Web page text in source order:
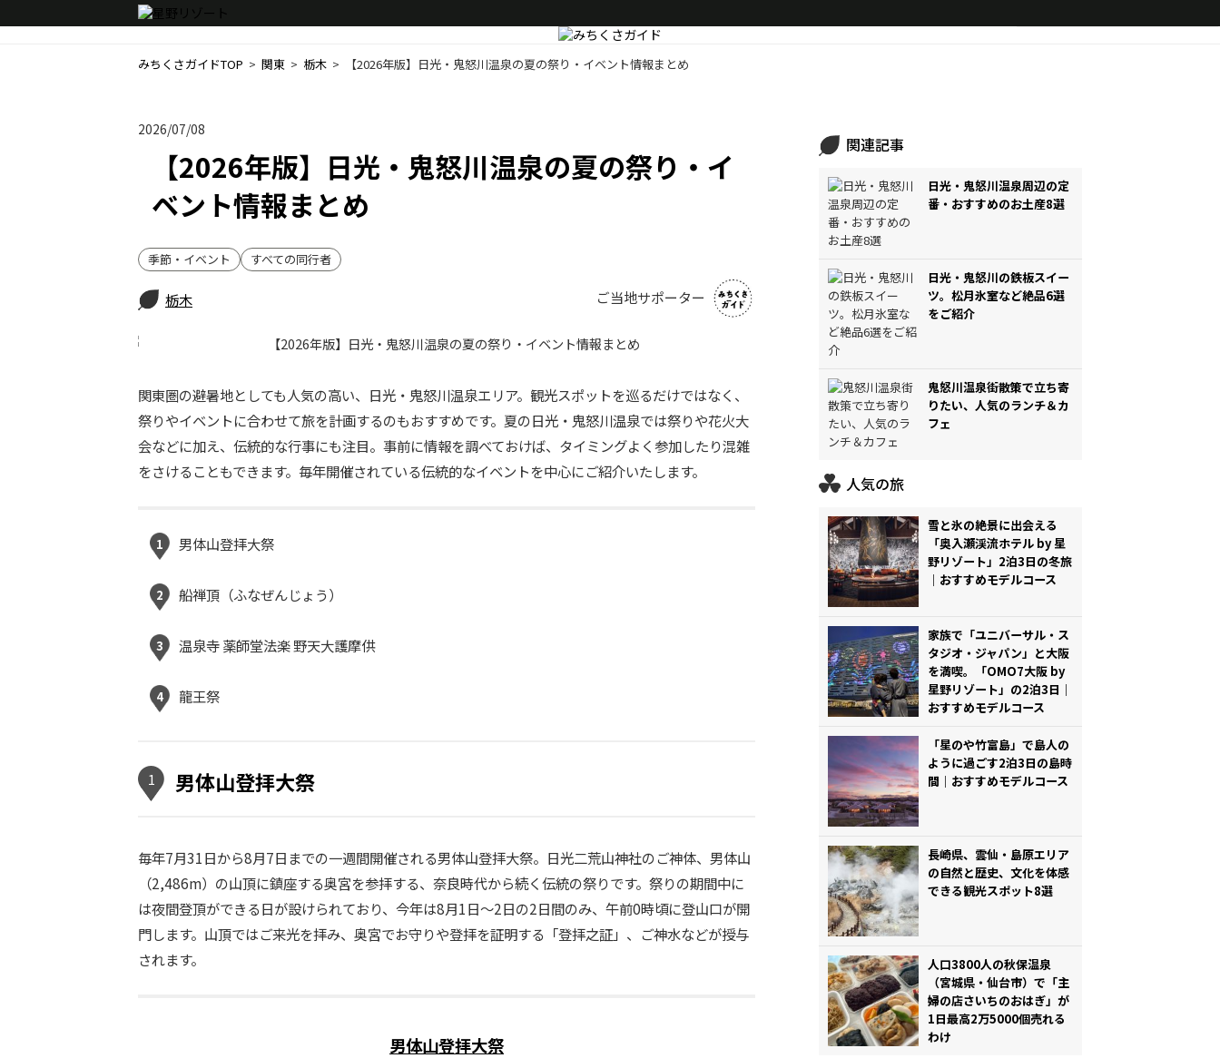
みちくさガイドTOP > 関東 > 栃木 > 【2026年版】日光・鬼怒川温泉の夏の祭り・イベント情報まとめ
2026/07/08
【2026年版】日光・鬼怒川温泉の夏の祭り・イ
ベント情報まとめ
季節・イベント すべての同行者
栃木 ご当地サポーター
関東圏の避暑地としても人気の高い、日光・鬼怒川温泉エリア。観光スポットを巡るだけではなく、
祭りやイベントに合わせて旅を計画するのもおすすめです。夏の日光・鬼怒川温泉では祭りや花火大
会などに加え、伝統的な行事にも注目。事前に情報を調べておけば、タイミングよく参加したり混雑
をさけることもできます。毎年開催されている伝統的なイベントを中心にご紹介いたします。
1 男体山登拝大祭
2 船禅頂（ふなぜんじょう）
3 温泉寺 薬師堂法楽 野天大護摩供
4 龍王祭
1 男体山登拝大祭
毎年7月31日から8月7日までの一週間開催される男体山登拝大祭。日光二荒山神社のご神体、男体山
（2,486m）の山頂に鎮座する奥宮を参拝する、奈良時代から続く伝統の祭りです。祭りの期間中に
は夜間登頂ができる日が設けられており、今年は8月1日～2日の2日間のみ、午前0時頃に登山口が開
門します。山頂ではご来光を拝み、奥宮でお守りや登拝を証明する「登拝之証」、ご神水などが授与
されます。
男体山登拝大祭
関連記事
日光・鬼怒川温泉周辺の定
番・おすすめのお土産8選
日光・鬼怒川の鉄板スイー
ツ。松月氷室など絶品6選
をご紹介
鬼怒川温泉街散策で立ち寄
りたい、人気のランチ＆カ
フェ
人気の旅
雪と氷の絶景に出会える
「奥入瀬渓流ホテル by 星
野リゾート」2泊3日の冬旅
｜おすすめモデルコース
家族で「ユニバーサル・ス
タジオ・ジャパン」と大阪
を満喫。「OMO7大阪 by
星野リゾート」の2泊3日｜
おすすめモデルコース
「星のや竹富島」で島人の
ように過ごす2泊3日の島時
間｜おすすめモデルコース
長崎県、雲仙・島原エリア
の自然と歴史、文化を体感
できる観光スポット8選
人口3800人の秋保温泉
（宮城県・仙台市）で「主
婦の店さいちのおはぎ」が
1日最高2万5000個売れる
わけ